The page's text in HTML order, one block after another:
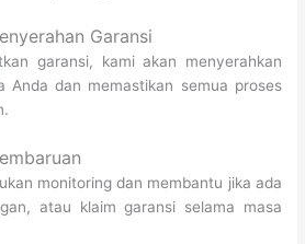
Garansi
garansi, kami akan menyerahkan
Anda dan memastikan semua proses
monitoring dan membantu jika ada
atau klaim garansi selama masa